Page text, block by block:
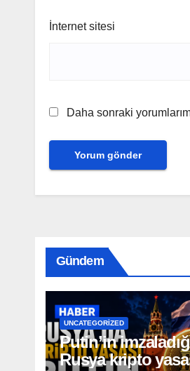
İnternet sitesi
Daha sonraki
Gündem
UNCATEGORIZED
Putin’in
Rusya kripto